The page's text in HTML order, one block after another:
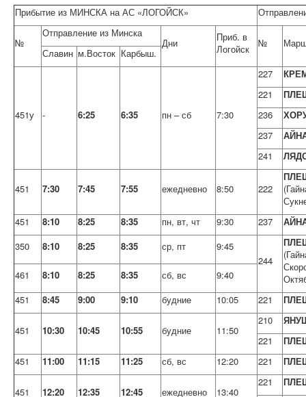
Прибытие из МИНСКА на АС «ЛОГОЙСК»
№
Отправление из Минска
Дни
Приб. в
Логойск
№
Славин м.Восток Карбыш.
451у - 6:25 6:35 пн – сб 7:30
227
221
236
237
241
451 7:30 7:45 7:55 ежедневно 8:50 222
451
8:10 8:25 8:35 пн, вт, чт 9:30 237
350
8:10 8:25 8:35 ср, пт
9:45
244
461 8:10 8:25 8:35 сб, вс
9:40
451
8:45 9:00 9:10 будние 10:05 221
451 10:30 10:45 10:55 будние 11:50
210
221
451
11:00 11:15 11:25 сб, вс 12:20 221
451 12:20 12:35 12:45 ежедневно 13:40
221